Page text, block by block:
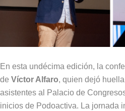
En esta undécima edición, la
de Víctor Alfaro, quien dejó
asistentes al Palacio de
inicios de Podoactiva. La jornada